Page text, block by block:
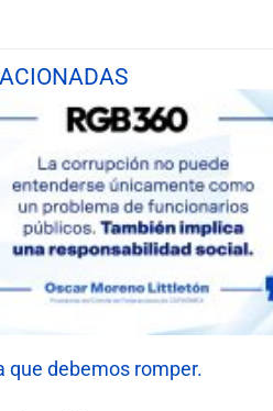
que debemos romper.